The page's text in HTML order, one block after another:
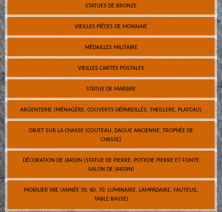
STATUES DE BRONZE
VIEILLES PIÈCES DE MONNAIE
MÉDAILLES MILITAIRE
VIEILLES CARTES POSTALES
STATUE DE MARBRE
ARGENTERIE (MÉNAGÈRE, COUVERTS DÉPAREILLÉS, THEILLERE, PLATEAU)
OBJET SUR LA CHASSE (COUTEAU, DAGUE ANCIENNE, TROPHÉE DE
CHASSE)
DÉCORATION DE JARDIN (STATUE DE PIERRE, POTICHE PIERRE ET FONTE
SALON DE JARDIN)
MOBILIER XXE (ANNÉE 50, 60, 70, LUMINAIRE, LAMPADAIRE, FAUTEUIL,
TABLE BASSE)